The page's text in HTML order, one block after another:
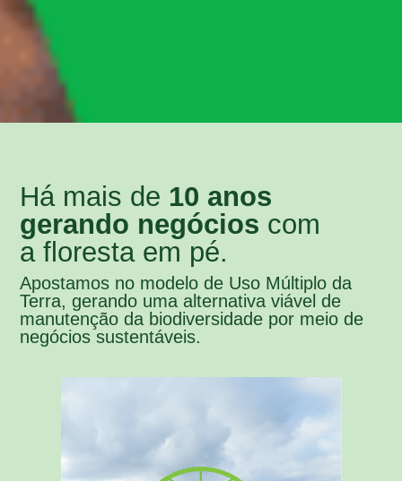
Há mais de 10 anos
gerando negócios com
a floresta em pé.
Apostamos no modelo de Uso Múltiplo da
Terra, gerando uma alternativa viável de
manutenção da biodiversidade por meio de
negócios sustentáveis.